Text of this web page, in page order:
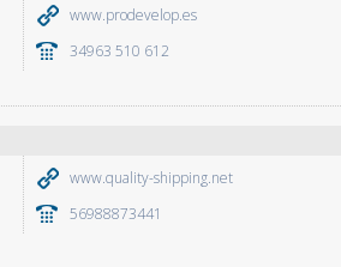
www.prodevelop.es
34963 510 612
www.quality-shipping.net
56988873441